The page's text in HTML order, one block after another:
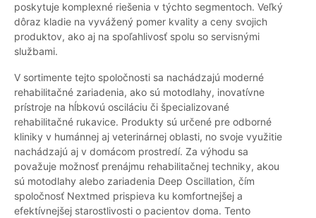
poskytuje komplexné riešenia v týchto segmentoch. Veľký
dôraz kladie na vyvážený pomer kvality a ceny svojich
produktov, ako aj na spoľahlivosť spolu so servisnými
službami.
V sortimente tejto spoločnosti sa nachádzajú moderné
rehabilitačné zariadenia, ako sú motodlahy, inovatívne
prístroje na hĺbkovú osciláciu či špecializované
rehabilitačné rukavice. Produkty sú určené pre odborné
kliniky v humánnej aj veterinárnej oblasti, no svoje využitie
nachádzajú aj v domácom prostredí. Za výhodu sa
považuje možnosť prenájmu rehabilitačnej techniky, akou
sú motodlahy alebo zariadenia Deep Oscillation, čím
spoločnosť Nextmed prispieva ku komfortnejšej a
efektívnejšej starostlivosti o pacientov doma. Tento